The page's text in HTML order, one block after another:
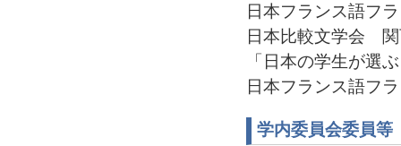
日本フランス語フ
日本比較文学会
「日本の学生が選
日本フランス語フ
学内委員会委員等